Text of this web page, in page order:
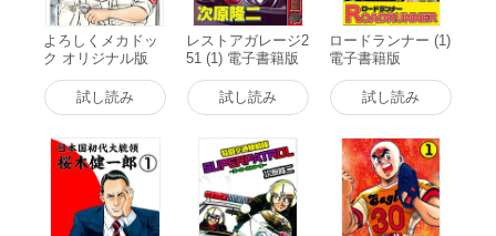
よろしくメカドッ
ク オリジナル版
(1) 電子書籍版
試し読み
レストアガレージ2
51 (1) 電子書籍版
試し読み
ロードランナー (1)
電子書籍版
試し読み